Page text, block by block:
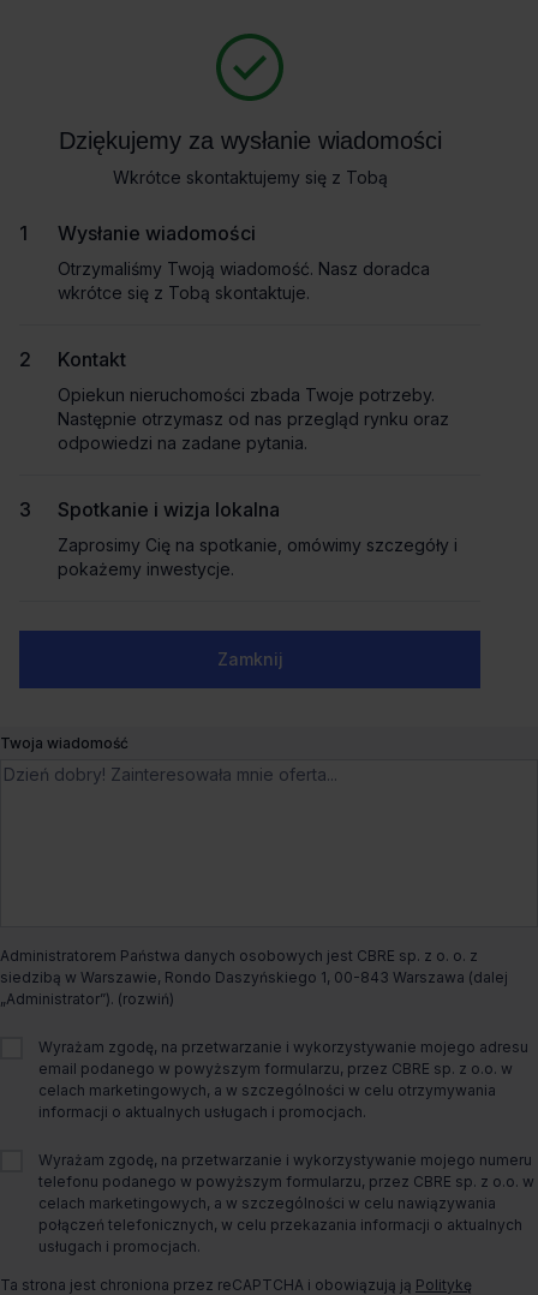
Wynajem tradycyjny
Biuro do wynajęcia Oxygen Park B
Ostatnie powierzchnie
Czynsz bazowy
Status budynku Istniejący
Rodzaj biura Tradycyjne
Rok budowy 2013
O biurze
Biura do wynajęcia w Warszawie – Oxygen
Park (Budynek B)
Dziękujemy za wysłanie wiadomości
Wkrótce skontaktujemy się z Tobą
Wysłanie wiadomości
Otrzymaliśmy Twoją wiadomość. Nasz doradca
wkrótce się z Tobą skontaktuje.
Kontakt
Opiekun nieruchomości zbada Twoje potrzeby.
Następnie otrzymasz od nas przegląd rynku oraz
odpowiedzi na zadane pytania.
Spotkanie i wizja lokalna
Zaprosimy Cię na spotkanie, omówimy szczegóły i
pokażemy inwestycje.
Zamknij
Masz pytania dotyczące oferty? Opowiedz nam o swoich
Twojej firmy. Napisz do nas!
Imię i nazwisko
Nazwa firmy
Email służbowy
Numer telefonu służbowy
Twoja wiadomość
Administratorem Państwa danych osobowych jest CBRE sp. z o. o. z
siedzibą w Warszawie, Rondo Daszyńskiego 1, 00-843 Warszawa (dalej
„Administrator”).
Wyrażam zgodę, na przetwarzanie i wykorzystywanie mojego adresu
email podanego w powyższym formularzu, przez CBRE sp. z o.o. w
celach marketingowych, a w szczególności w celu otrzymywania
informacji o aktualnych usługach i promocjach.
Wyrażam zgodę, na przetwarzanie i wykorzystywanie mojego numeru
telefonu podanego w powyższym formularzu, przez CBRE sp. z o.o. w
celach marketingowych, a w szczególności w celu nawiązywania
połączeń telefonicznych, w celu przekazania informacji o aktualnych
usługach i promocjach.
Ta strona jest chroniona przez reCAPTCHA i obowiązują ją Politykę
Dziękujemy za wysłanie wiadomości
Wkrótce skontaktujemy się z Tobą
Wysłanie wiadomości
Otrzymaliśmy Twoją wiadomość. Nasz doradca
wkrótce się z Tobą skontaktuje.
Kontakt
Opiekun nieruchomości zbada Twoje potrzeby.
Następnie otrzymasz od nas przegląd rynku oraz
odpowiedzi na zadane pytania.
Spotkanie i wizja lokalna
Zaprosimy Cię na spotkanie, omówimy szczegóły i
pokażemy inwestycje.
Zamknij